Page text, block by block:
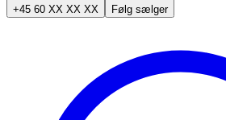
+45 60 XX XX XX Følg sælger